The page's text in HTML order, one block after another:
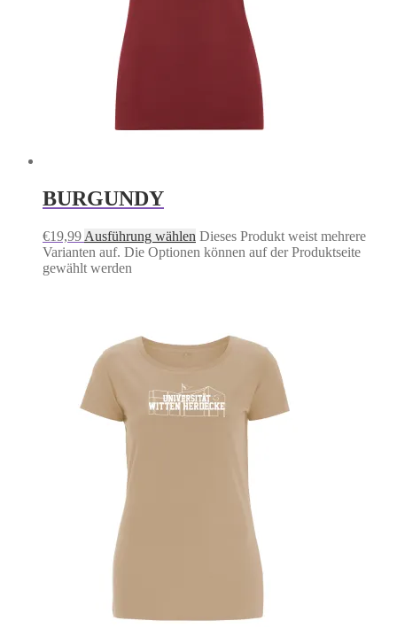
BURGUNDY
€19,99 Ausführung wählen Dieses Produkt weist mehrere
Varianten auf. Die Optionen können auf der Produktseite
gewählt werden